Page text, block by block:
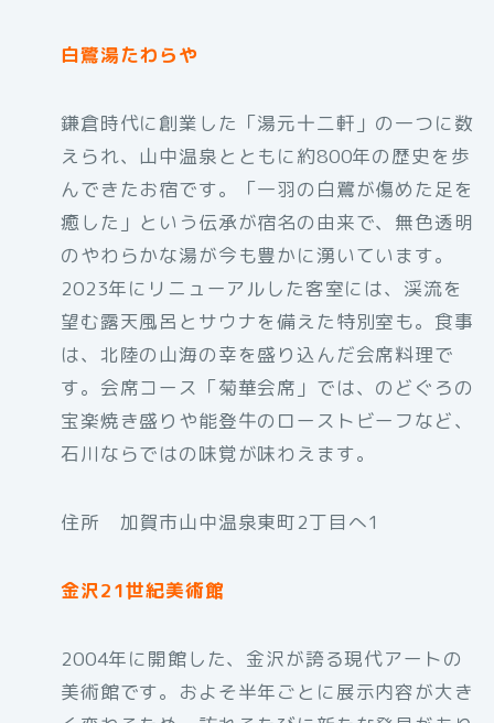
白鷺湯たわらや
鎌倉時代に創業した「湯元十二軒」の一つに数
えられ、山中温泉とともに約800年の歴史を歩
んできたお宿です。「一羽の白鷺が傷めた足を
癒した」という伝承が宿名の由来で、無色透明
のやわらかな湯が今も豊かに湧いています。
2023年にリニューアルした客室には、渓流を
望む露天風呂とサウナを備えた特別室も。食事
は、北陸の山海の幸を盛り込んだ会席料理で
す。会席コース「菊華会席」では、のどぐろの
宝楽焼き盛りや能登牛のローストビーフなど、
石川ならではの味覚が味わえます。
住所 加賀市山中温泉東町2丁目へ1
金沢21世紀美術館
2004年に開館した、金沢が誇る現代アートの
美術館です。およそ半年ごとに展示内容が大き